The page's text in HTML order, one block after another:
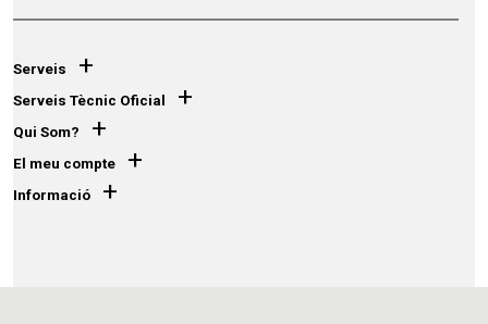
Serveis +
Serveis Tècnic Oficial +
Qui Som? +
El meu compte +
Informació +